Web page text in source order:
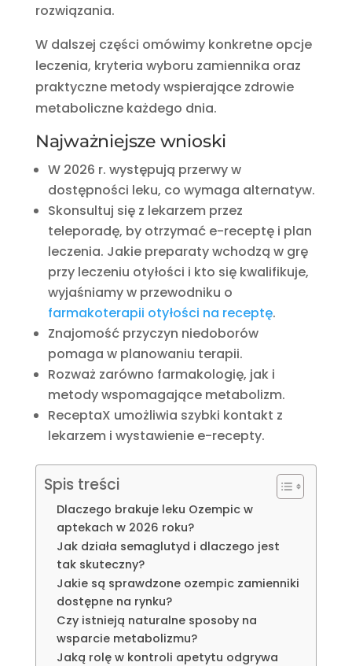
rozwiązania.
W dalszej części omówimy konkretne opcje
leczenia, kryteria wyboru zamiennika oraz
praktyczne metody wspierające zdrowie
metaboliczne każdego dnia.
Najważniejsze wnioski
W 2026 r. występują przerwy w
dostępności leku, co wymaga alternatyw.
Skonsultuj się z lekarzem przez
teleporadę, by otrzymać e-receptę i plan
leczenia. Jakie preparaty wchodzą w grę
przy leczeniu otyłości i kto się kwalifikuje,
wyjaśniamy w przewodniku o
farmakoterapii otyłości na receptę.
Znajomość przyczyn niedoborów
pomaga w planowaniu terapii.
Rozważ zarówno farmakologię, jak i
metody wspomagające metabolizm.
ReceptaX umożliwia szybki kontakt z
lekarzem i wystawienie e-recepty.
Spis treści
Dlaczego brakuje leku Ozempic w
aptekach w 2026 roku?
Jak działa semaglutyd i dlaczego jest
tak skuteczny?
Jakie są sprawdzone ozempic zamienniki
dostępne na rynku?
Czy istnieją naturalne sposoby na
wsparcie metabolizmu?
Jaką rolę w kontroli apetytu odgrywa